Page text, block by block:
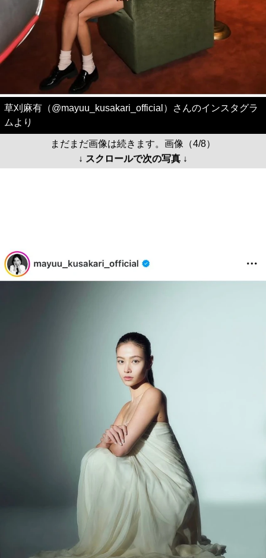
草刈麻有（@mayuu_kusakari_official）さんのインスタグラ
ムより
まだまだ画像は続きます。画像（4/8）
↓ スクロールで次の写真 ↓